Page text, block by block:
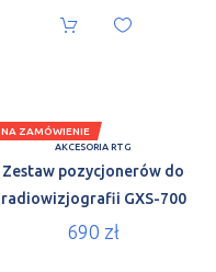
NA ZAMÓWIENIE
AKCESORIA RTG
Zestaw pozycjonerów do
radiowizjografii GXS-700
690 zł